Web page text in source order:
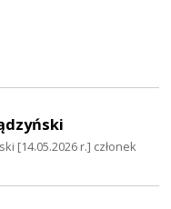
[14.05.2026 r.] członek